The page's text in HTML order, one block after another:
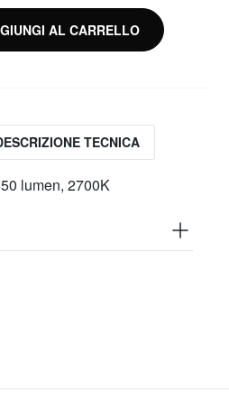
AL CARRELLO
TECNICA
lumen, 2700K